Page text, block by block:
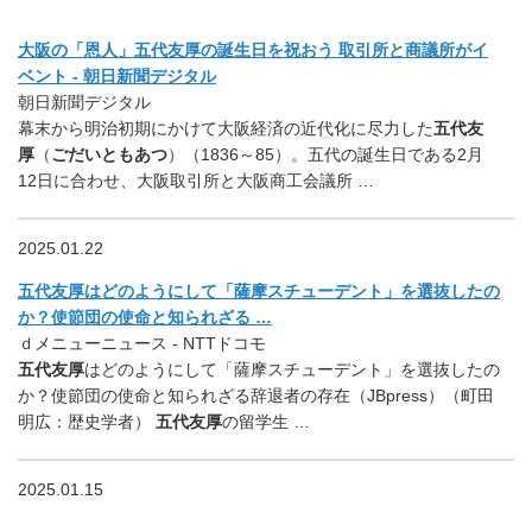
大阪の「恩人」五代友厚の誕生日を祝おう 取引所と商議所がイ
ベント - 朝日新聞デジタル
朝日新聞デジタル
幕末から明治初期にかけて大阪経済の近代化に尽力した五代友
厚 （ごだいともあつ）（1836～85）。五代の誕生日である2月
12日に合わせ、大阪取引所と大阪商工会議所 …
2025.01.22
五代友厚はどのようにして「薩摩スチューデント」を選抜したの
か？使節団の使命と知られざる …
ｄメニューニュース - NTTドコモ
五代友厚はどのようにして「薩摩スチューデント」を選抜したの
か？使節団の使命と知られざる辞退者の存在（JBpress）（町田
明広：歴史学者） 五代友厚の留学生 …
2025.01.15